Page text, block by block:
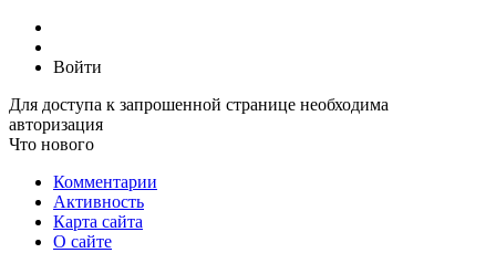
Войти
Для доступа к запрошенной странице необходима
авторизация
Что нового
Комментарии
Активность
Карта сайта
О сайте